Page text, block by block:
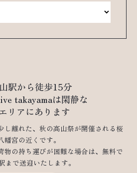
駅から徒歩15分
takayamaは閑静な
リアにあります
し離れた、秋の高山祭が開催される桜
幡宮の近くです。
物の持ち運びが困難な場合は、無料で
まで送迎いたします。